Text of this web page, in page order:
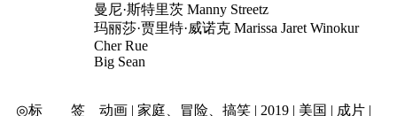
曼尼·斯特里茨 Manny Streetz
玛丽莎·贾里特·威诺克 Marissa Jaret Winokur
Cher Rue
Big Sean
◎标 签 动画 | 家庭、冒险、搞笑 | 2019 | 美国 | 成片 |